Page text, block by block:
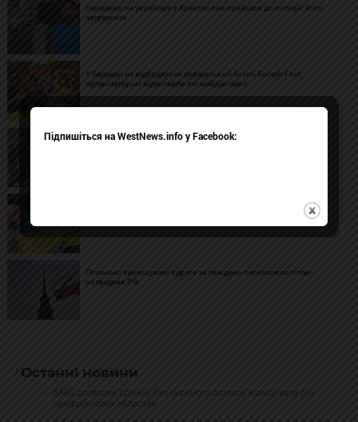
Нападник на українців у Кракові сам прийшов до поліції: його
затримали
У Варшаві не відбудеться український Gremi Borsch Fest:
організаторам відмовили всі майданчики
ГУР повідомило про розгортання у Росії північнокорейського
У Вроцлаві затримали п'яну жінку з ножами, яка кричала на
Польські винищувачі вдруге за тиждень перехопила літак-
розвідник РФ
Останні новини
ВАКС дозволив Єрмаку без окремого дозволу відвідувати сім
прифронтових областей
Підпишіться на WestNews.info у Facebook: